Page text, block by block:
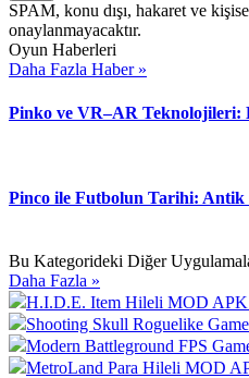
SPAM, konu dışı, hakaret ve
onaylanmayacaktır.
Oyun Haberleri
Daha Fazla Haber »
Pinko ve VR–AR Teknolojileri:
Pinco ile Futbolun Tarihi:
Bu Kategorideki Diğer
Daha Fazla »
H.I.D.E. Item Hileli MOD
Shooting Skull Roguelike
Modern Battleground FPS
MetroLand Para Hileli MOD